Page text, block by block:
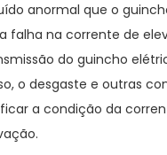
anormal que o
falha na corrente de
do guincho
o desgaste e outras
a condição da